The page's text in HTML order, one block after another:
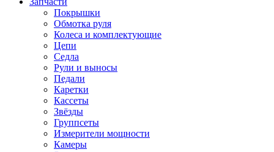
Покрышки
Обмотка руля
Колеса и комплектующие
Цепи
Седла
Рули и выносы
Педали
Каретки
Кассеты
Звёзды
Группсеты
Измерители мощности
Камеры